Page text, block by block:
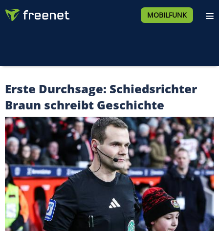
MOBILFUNK
Erste Durchsage: Schiedsrichter
Braun schreibt Geschichte